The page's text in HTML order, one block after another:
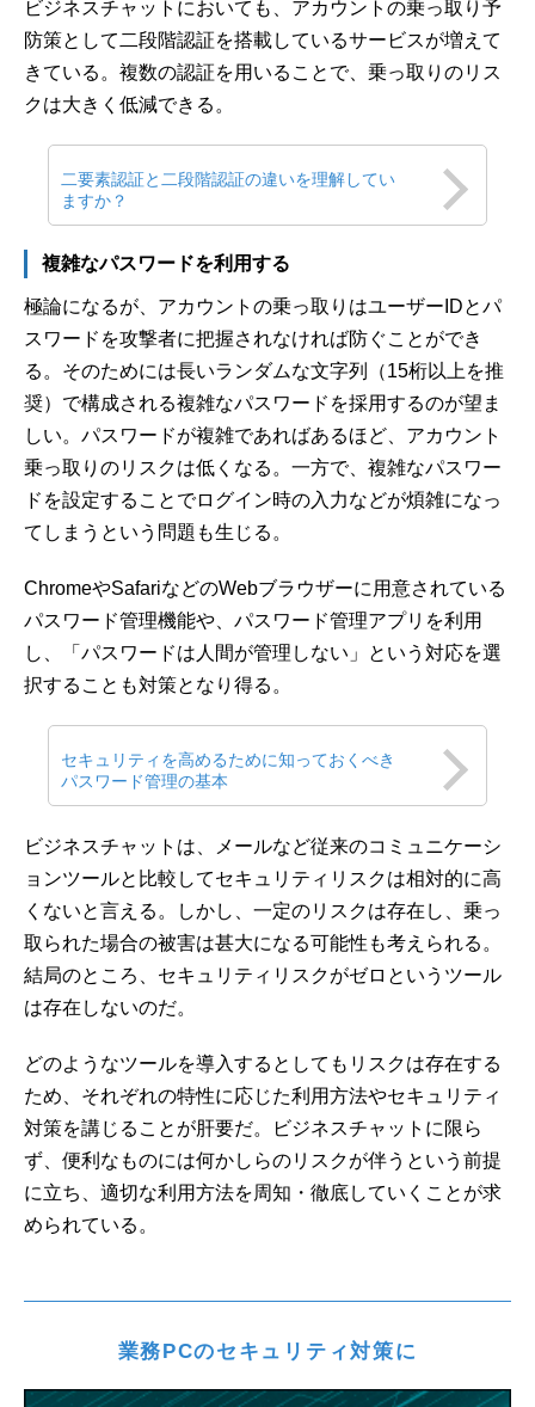
ビジネスチャットにおいても、アカウントの乗っ取り予
防策として二段階認証を搭載しているサービスが増えて
きている。複数の認証を用いることで、乗っ取りのリス
クは大きく低減できる。
二要素認証と二段階認証の違いを理解してい
ますか？
複雑なパスワードを利用する
極論になるが、アカウントの乗っ取りはユーザーIDとパ
スワードを攻撃者に把握されなければ防ぐことができ
る。そのためには長いランダムな文字列（15桁以上を推
奨）で構成される複雑なパスワードを採用するのが望ま
しい。パスワードが複雑であればあるほど、アカウント
乗っ取りのリスクは低くなる。一方で、複雑なパスワー
ドを設定することでログイン時の入力などが煩雑になっ
てしまうという問題も生じる。
ChromeやSafariなどのWebブラウザーに用意されている
パスワード管理機能や、パスワード管理アプリを利用
し、「パスワードは人間が管理しない」という対応を選
択することも対策となり得る。
セキュリティを高めるために知っておくべき
パスワード管理の基本
ビジネスチャットは、メールなど従来のコミュニケーシ
ョンツールと比較してセキュリティリスクは相対的に高
くないと言える。しかし、一定のリスクは存在し、乗っ
取られた場合の被害は甚大になる可能性も考えられる。
結局のところ、セキュリティリスクがゼロというツール
は存在しないのだ。
どのようなツールを導入するとしてもリスクは存在する
ため、それぞれの特性に応じた利用方法やセキュリティ
対策を講じることが肝要だ。ビジネスチャットに限ら
ず、便利なものには何かしらのリスクが伴うという前提
に立ち、適切な利用方法を周知・徹底していくことが求
められている。
業務PCのセキュリティ対策に